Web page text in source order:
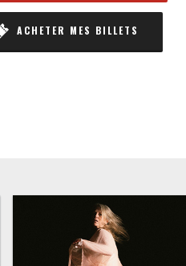
ACHETER MES BILLETS